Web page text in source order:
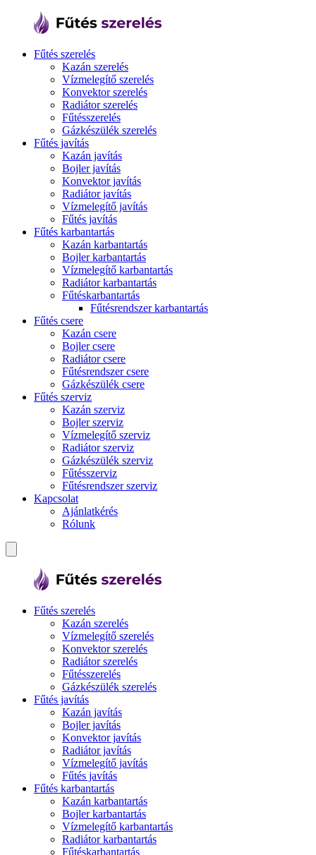
Fűtés szerelés
Kazán szerelés
Vízmelegítő szerelés
Konvektor szerelés
Radiátor szerelés
Fűtésszerelés
Gázkészülék szerelés
Fűtés javítás
Kazán javítás
Bojler javítás
Konvektor javítás
Radiátor javítás
Vízmelegítő javítás
Fűtés javítás
Fűtés karbantartás
Kazán karbantartás
Bojler karbantartás
Vízmelegítő karbantartás
Radiátor karbantartás
Fűtéskarbantartás
Fűtésrendszer karbantartás
Fűtés csere
Kazán csere
Bojler csere
Radiátor csere
Fűtésrendszer csere
Gázkészülék csere
Fűtés szerviz
Kazán szerviz
Bojler szerviz
Vízmelegítő szerviz
Radiátor szerviz
Gázkészülék szerviz
Fűtésszerviz
Fűtésrendszer szerviz
Kapcsolat
Ajánlatkérés
Rólunk
Fűtés szerelés
Kazán szerelés
Vízmelegítő szerelés
Konvektor szerelés
Radiátor szerelés
Fűtésszerelés
Gázkészülék szerelés
Fűtés javítás
Kazán javítás
Bojler javítás
Konvektor javítás
Radiátor javítás
Vízmelegítő javítás
Fűtés javítás
Fűtés karbantartás
Kazán karbantartás
Bojler karbantartás
Vízmelegítő karbantartás
Radiátor karbantartás
Fűtéskarbantartás